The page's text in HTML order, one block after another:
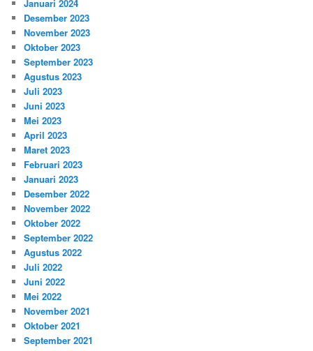
Januari 2024
Desember 2023
November 2023
Oktober 2023
September 2023
Agustus 2023
Juli 2023
Juni 2023
Mei 2023
April 2023
Maret 2023
Februari 2023
Januari 2023
Desember 2022
November 2022
Oktober 2022
September 2022
Agustus 2022
Juli 2022
Juni 2022
Mei 2022
November 2021
Oktober 2021
September 2021